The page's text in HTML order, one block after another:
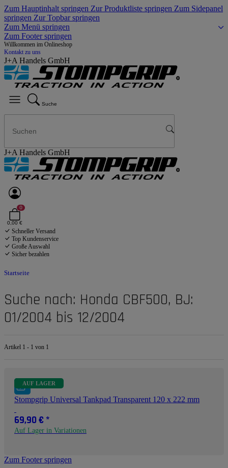
Zum Hauptinhalt springen Zur Produktliste springen Zum Sidepanel
springen Zur Topbar springen
Zum Menü springen
Zum Footer springen
Willkommen im Onlineshop
Kontakt zu uns
J+A Handels GmbH
Suche
J+A Handels GmbH
0
0,00 €
Schneller Versand
Top Kundenservice
Große Auswahl
Sicher bezahlen
Startseite
Suche nach: Honda CBF500, BJ:
01/2004 bis 12/2004
Artikel 1 - 1 von 1
AUF LAGER
Stompgrip Universal Tankpad Transparent 120 x 222 mm
69,90 € *
Auf Lager in Variationen
Zum Footer springen